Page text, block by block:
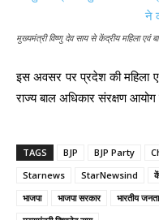
मुख्यमंत्री विष्णु देव साय से केंद्रीय महिला एवं
इस अवसर पर प्रदेश की महिला
राज्य बाल अधिकार संरक्षण आयोग
TAGS BJP BJP Party
Starnews
StarNewsind
भाजपा
भाजपा सरकार भारतीय जनता